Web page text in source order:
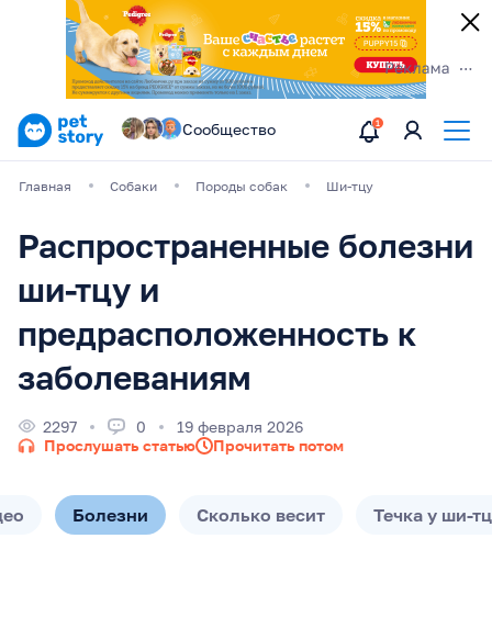
Сообщество
Главная Собаки Породы собак Ши-тцу
Распространенные болезни
ши-тцу и
предрасположенность к
заболеваниям
2297 0
19 февраля 2026
Прослушать статью
Прочитать потом
Болезни Сколько весит Течка у ши-